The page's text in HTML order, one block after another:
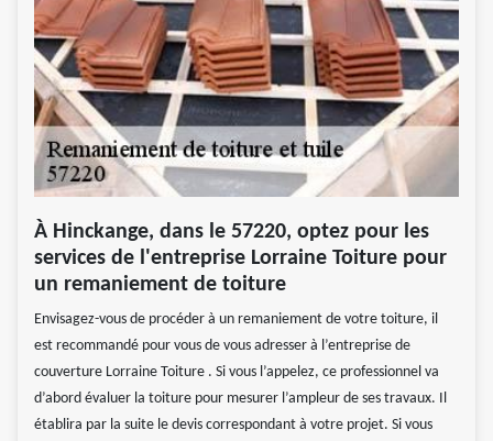
À Hinckange, dans le 57220, optez pour les
services de l'entreprise Lorraine Toiture pour
un remaniement de toiture
Envisagez-vous de procéder à un remaniement de votre toiture, il
est recommandé pour vous de vous adresser à l’entreprise de
couverture Lorraine Toiture . Si vous l’appelez, ce professionnel va
d’abord évaluer la toiture pour mesurer l’ampleur de ses travaux. Il
établira par la suite le devis correspondant à votre projet. Si vous